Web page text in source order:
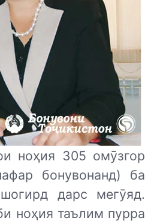
ноҳия 305 омӯзгор
бонувонанд) ба
дарс мегӯяд.
ноҳия таълим пурра